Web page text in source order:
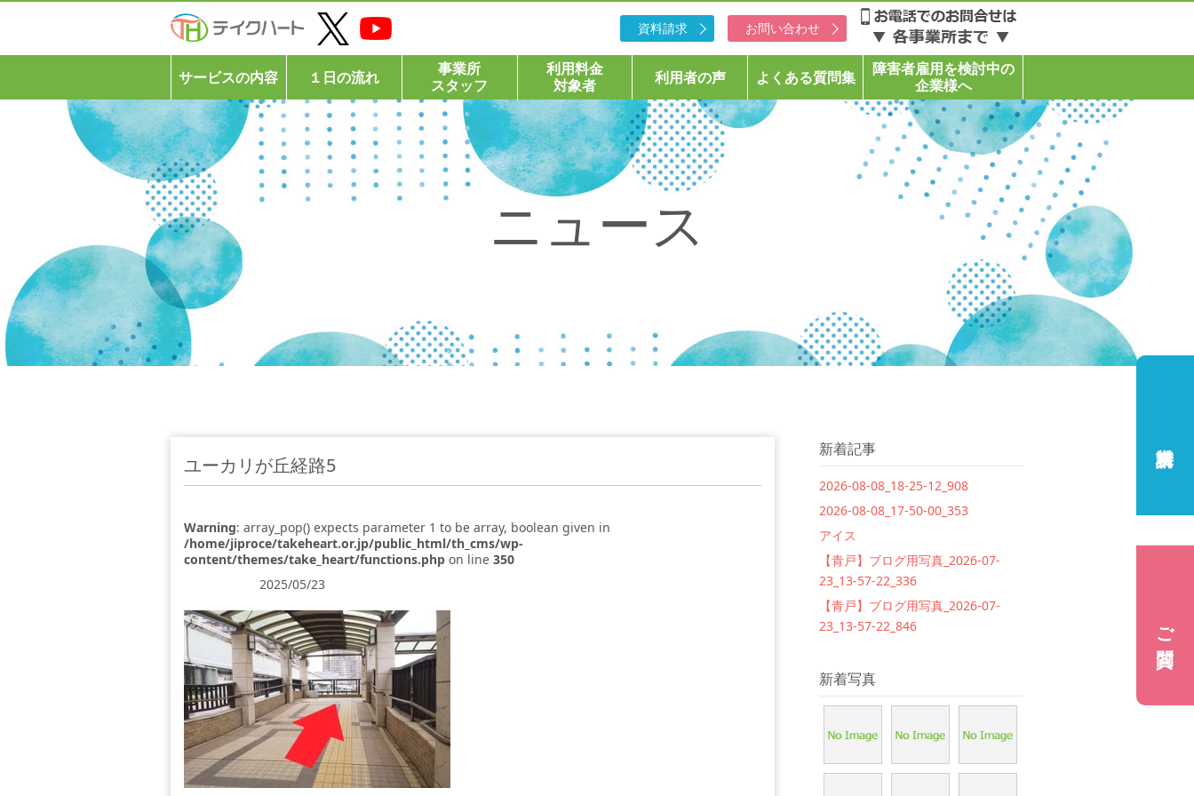
資料請求 お問い合わせ
サービスの内容 １日の流れ
事業所
スタッフ
利用料金
対象者
利用者の声 よくある質問集
障害者雇用を検討中の
企業様へ
ニュース
ユーカリが丘経路5
Warning: array_pop() expects parameter 1 to be array, boolean given in
/home/jiproce/takeheart.or.jp/public_html/th_cms/wp-
content/themes/take_heart/functions.php on line 350
2025/05/23
新着記事
2026-08-08_18-25-12_908
2026-08-08_17-50-00_353
アイス
【青戸】ブログ用写真_2026-07-
23_13-57-22_336
【青戸】ブログ用写真_2026-07-
23_13-57-22_846
新着写真
ご質問